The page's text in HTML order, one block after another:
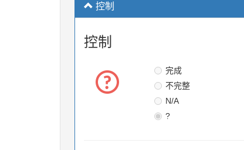
控制
控制
完成
不完整
N/A
?